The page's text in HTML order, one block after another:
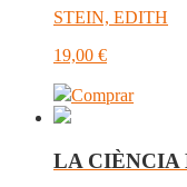
STEIN, EDITH
19,00 €
Comprar
LA CIÈNCIA